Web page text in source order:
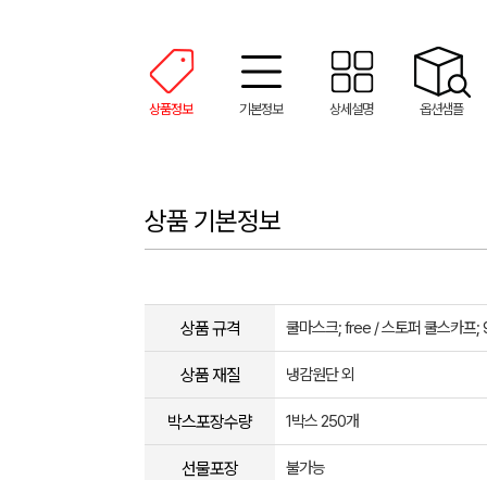
상품정보 기본정보 상세설명 옵션샘플
상품 기본정보
상품 규격 쿨마스크; free / 스토퍼 쿨스카프
상품 재질 냉감원단 외
박스포장수량 1박스 250개
선물포장 불가능